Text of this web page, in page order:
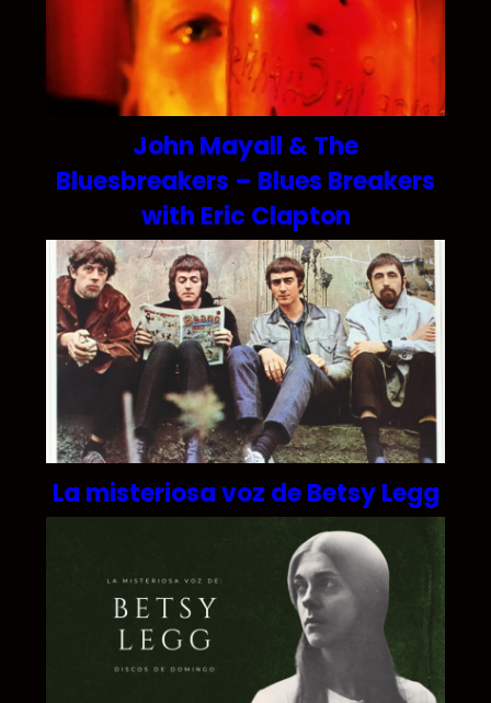
John Mayall & The
Bluesbreakers – Blues Breakers
with Eric Clapton
La misteriosa voz de Betsy Legg